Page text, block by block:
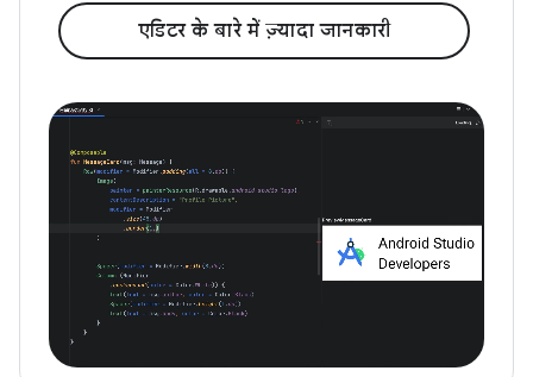
एडिटर के बारे में ज़्यादा जानकारी